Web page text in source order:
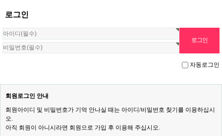
로그인
자동로그인
회원로그인 안내
회원아이디 및 비밀번호가 기억 안나실 때는 아이디/비밀번호 찾기를 이용하십시
오.
아직 회원이 아니시라면 회원으로 가입 후 이용해 주십시오.